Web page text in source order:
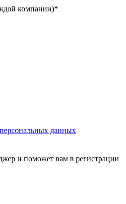
компании)*
персональных данных
и поможет вам в регистрации